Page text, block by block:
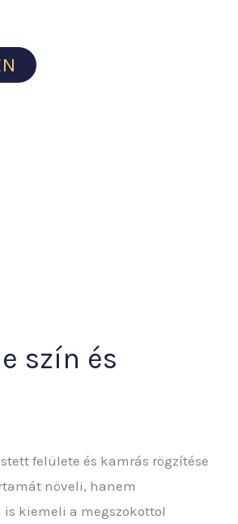
szín és
felülete és kamrás rögzítése
növeli, hanem
is kiemeli a megszokottol